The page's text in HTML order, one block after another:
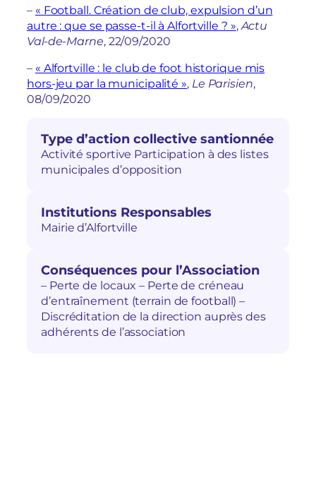
– « Football. Création de club, expulsion d’un
autre : que se passe-t-il à Alfortville ? », Actu
Val-de-Marne, 22/09/2020
– « Alfortville : le club de foot historique mis
hors-jeu par la municipalité », Le Parisien,
08/09/2020
Type d’action collective santionnée
Activité sportive Participation à des listes
municipales d’opposition
Institutions Responsables
Mairie d’Alfortville
Conséquences pour l’Association
– Perte de locaux – Perte de créneau
d’entraînement (terrain de football) –
Discréditation de la direction auprès des
adhérents de l’association